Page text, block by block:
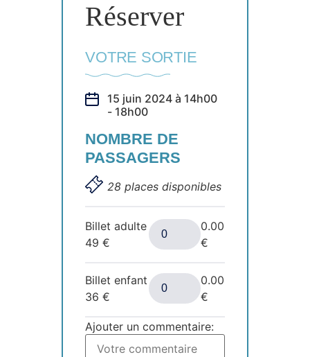
Réserver
VOTRE SORTIE
15 juin 2024 à 14h00
- 18h00
NOMBRE DE
PASSAGERS
28 places disponibles
Billet adulte
49€
0.00
€
Billet enfant
36€
0.00
€
Ajouter un commentaire: